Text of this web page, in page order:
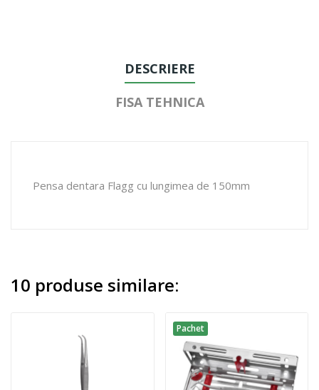
DESCRIERE
FISA TEHNICA
Pensa dentara Flagg cu lungimea de 150mm
10 produse similare:
Pachet